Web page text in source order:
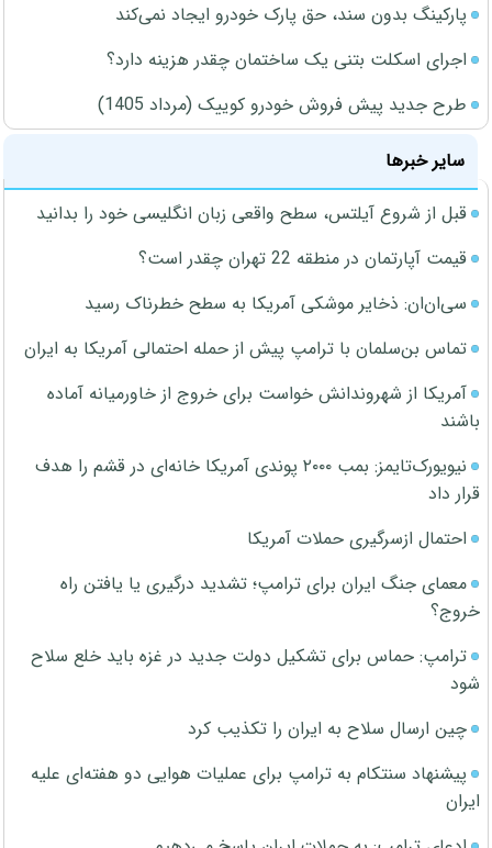
پارکینگ بدون سند، حق پارک خودرو ایجاد نمی‌کند
اجرای اسکلت بتنی یک ساختمان چقدر هزینه دارد؟
طرح جدید پیش فروش خودرو کوییک (مرداد 1405)
سایر خبرها
قبل از شروع آیلتس، سطح واقعی زبان انگلیسی خود را بدانید
قیمت آپارتمان در منطقه 22 تهران چقدر است؟
سی‌ان‌ان: ذخایر موشکی آمریکا به سطح خطرناک رسید
تماس بن‌سلمان با ترامپ پیش از حمله احتمالی آمریکا به ایران
آمریکا از شهروندانش خواست برای خروج از خاورمیانه آماده
باشند
نیویورک‌تایمز: بمب ۲۰۰۰ پوندی آمریکا خانه‌ای در قشم را هدف
قرار داد
احتمال ازسرگیری حملات آمریکا
معمای جنگ ایران برای ترامپ؛ تشدید درگیری یا یافتن راه
خروج؟
ترامپ: حماس برای تشکیل دولت جدید در غزه باید خلع سلاح
شود
چین ارسال سلاح به ایران را تکذیب کرد
پیشنهاد سنتکام به ترامپ برای عملیات هوایی دو هفته‌ای علیه
ایران